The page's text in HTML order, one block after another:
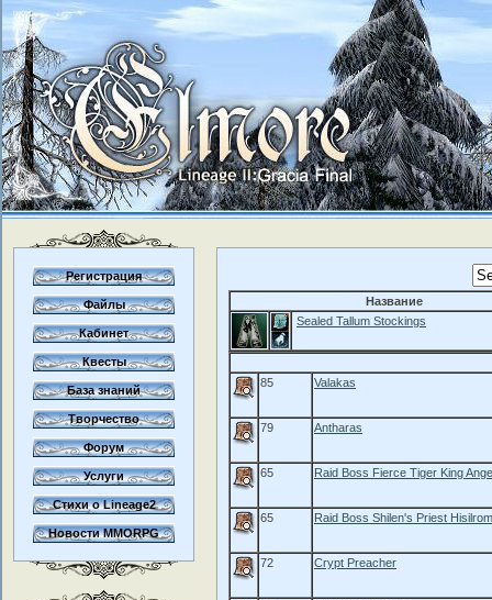
Регистрация
Файлы
Кабинет
Квесты
База знаний
Творчество
Форум
Услуги
Стихи о Lineage2
Новости MMORPG
Название
Sealed Tallum Stockings
85 Valakas
79 Antharas
65 Raid Boss Fierce Tiger King
65 Raid Boss Shilen's Priest
72 Crypt Preacher